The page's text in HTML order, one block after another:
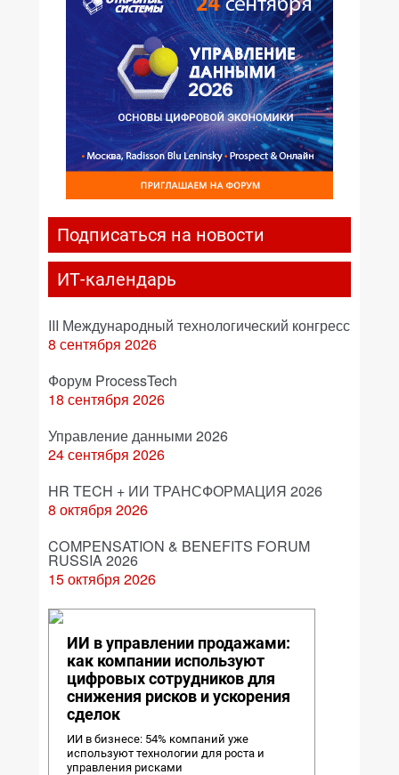
Подписаться на новости
ИТ-календарь
III Международный технологический конгресс
8 сентября 2026
Форум ProcessTech
18 сентября 2026
Управление данными 2026
24 сентября 2026
HR TECH + ИИ ТРАНСФОРМАЦИЯ 2026
8 октября 2026
COMPENSATION & BENEFITS FORUM
RUSSIA 2026
15 октября 2026
ИИ в управлении продажами:
как компании используют
цифровых сотрудников для
снижения рисков и ускорения
сделок
ИИ в бизнесе: 54% компаний уже
используют технологии для роста и
управления рисками